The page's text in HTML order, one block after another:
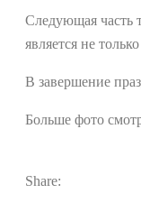
Следующая часть
является не
В завершение
Больше фото
Share: